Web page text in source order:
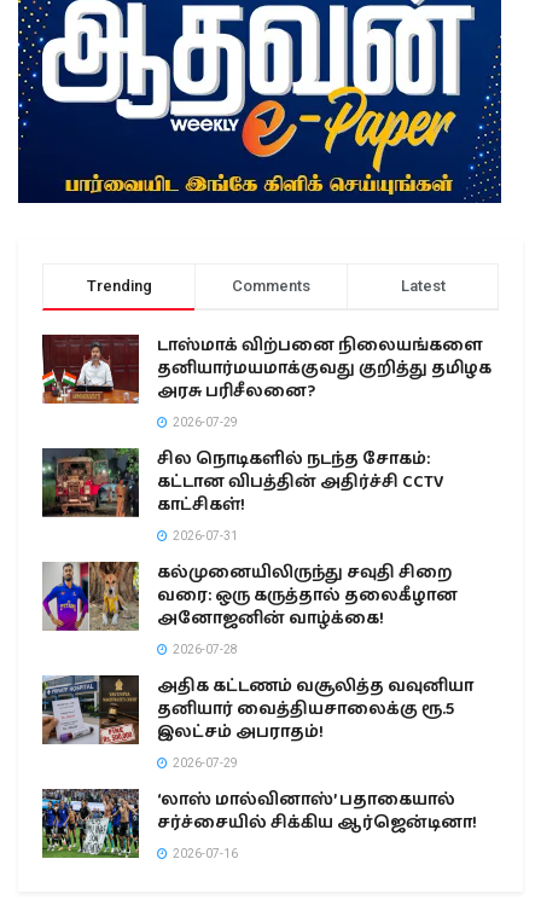
Trending Comments Latest
டாஸ்மாக் விற்பனை நிலையங்களை
தனியார்மயமாக்குவது குறித்து தமிழக
அரசு பரிசீலனை?
2026-07-29
சில நொடிகளில் நடந்த சோகம்:
கட்டான விபத்தின் அதிர்ச்சி CCTV
காட்சிகள்!
2026-07-31
கல்முனையிலிருந்து சவுதி சிறை
வரை: ஒரு கருத்தால் தலைகீழான
அனோஜனின் வாழ்க்கை!
2026-07-28
அதிக கட்டணம் வசூலித்த வவுனியா
தனியார் வைத்தியசாலைக்கு ரூ.5
இலட்சம் அபராதம்!
2026-07-29
‘லாஸ் மால்வினாஸ்’ பதாகையால்
சர்ச்சையில் சிக்கிய ஆர்ஜென்டினா!
2026-07-16